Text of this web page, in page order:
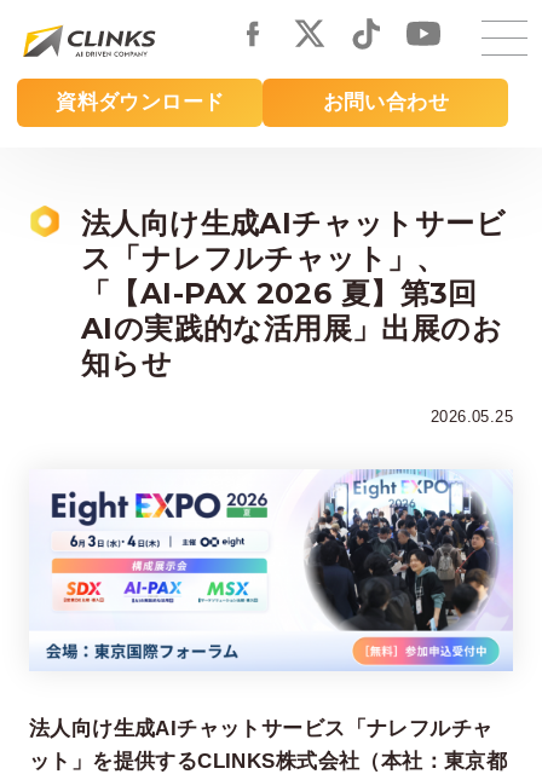
main
content
資料ダウンロード お問い合わせ
法人向け生成AIチャットサービ
ス「ナレフルチャット」、
「【AI-PAX 2026 夏】第3回
AIの実践的な活用展」出展のお
知らせ
2026.05.25
法人向け生成AIチャットサービス「ナレフルチャ
ット」を提供するCLINKS株式会社（本社：東京都